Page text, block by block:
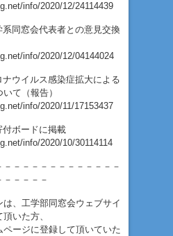
info/2020/12/24114439
同窓会代表者との意見交換
info/2020/12/04144024
ウイルス感染症拡大による
て（報告）
info/2020/11/17153437
ボードに掲載
info/2020/10/30114114
－－－－－－－－－－－－－
－－－－－
、工学部同窓会ウェブサイ
いた方、
ページに登録して頂いていた